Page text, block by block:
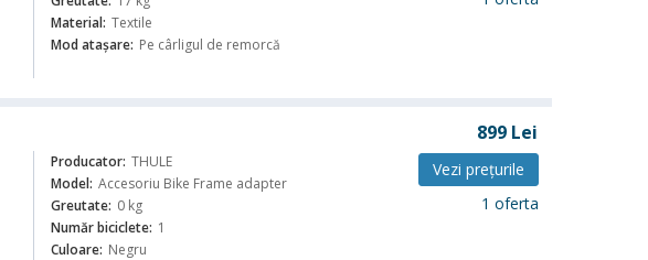
Material: Textile
Mod atașare: Pe cârligul de remorcă
Producator: THULE
Model: Accesoriu Bike Frame adapter
Greutate: 0 kg
Număr biciclete: 1
Culoare: Negru
899 Lei
Vezi preţurile
1 oferta